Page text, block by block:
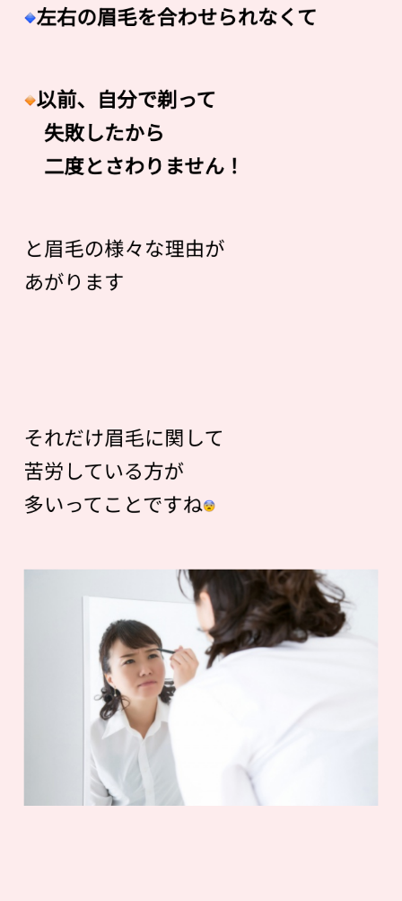
左右の眉毛を合わせられなくて
以前、自分で剃って
失敗したから
二度とさわりません！
と眉毛の様々な理由が
あがります
それだけ眉毛に関して
苦労している方が
多いってことですね